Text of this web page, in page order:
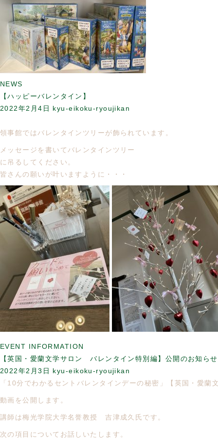
NEWS
【ハッピーバレンタイン】
2022年2月4日 kyu-eikoku-ryoujikan
領事館ではバレンタインツリーが飾られています。
メッセージを書いてバレンタインツリー
に吊るしてください。
皆さんの願いが叶いますように・・・
EVENT INFORMATION
【英国・愛蘭文学サロン バレンタイン特別編】公開のお知ら
2022年2月3日 kyu-eikoku-ryoujikan
「10分でわかるセントバレンタインデーの秘密」【英国・愛蘭
動画を公開します。
講師は梅光学院大学名誉教授 吉津成久氏です。
次の項目についてお話しいたします。